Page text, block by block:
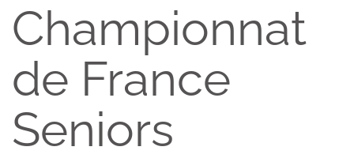
Championnat
de France
Seniors